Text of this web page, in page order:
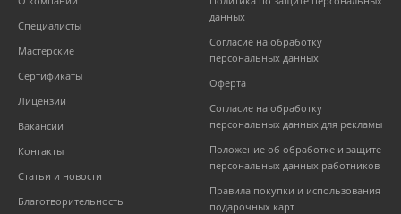
Специалисты
Мастерские
Сертификаты
Лицензии
Вакансии
Контакты
Статьи и новости
Благотворительность
данных
Согласие на обработку
персональных данных
Оферта
Согласие на обработку
персональных данных для рекламы
Положение об обработке и защите
персональных данных работников
Правила покупки и использования
подарочных карт